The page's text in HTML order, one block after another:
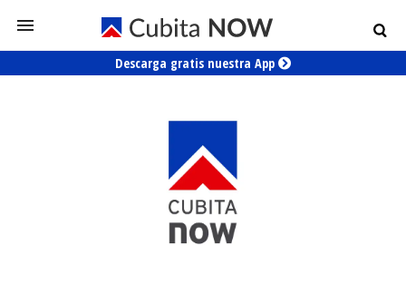
Descarga gratis nuestra App